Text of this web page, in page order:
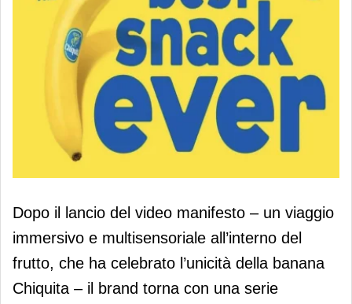
La campagna di Chiquita prosegue
con quattro nuovi film
Dopo il lancio del video manifesto – un viaggio
immersivo e multisensoriale all’interno del
frutto, che ha celebrato l’unicità della banana
Chiquita – il brand torna con una serie